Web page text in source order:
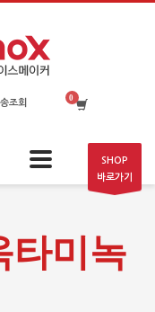
조회
SHOP
바로가기
타미녹